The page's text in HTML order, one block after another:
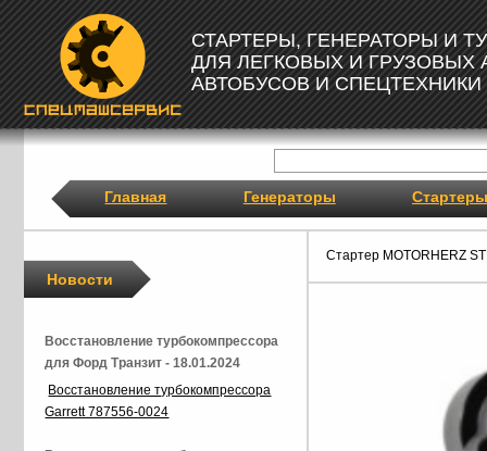
СТАРТЕРЫ, ГЕНЕРАТОРЫ И
ДЛЯ ЛЕГКОВЫХ И ГРУЗОВЫХ
АВТОБУСОВ И СПЕЦТЕХНИКИ
Главная Генераторы Стартеры
Стартер MOTORHERZ
Новости
Восстановление турбокомпрессора
для Форд Транзит - 18.01.2024
Восстановление турбокомпрессора
Garrett 787556-0024